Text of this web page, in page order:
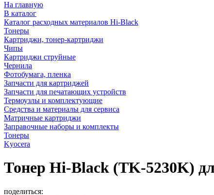
На главную
В каталог
Каталог расходных материалов Hi-Black
Тонеры
Картриджи, тонер-картриджи
Чипы
Картриджи струйные
Чернила
Фотобумага, пленка
Запчасти для картриджей
Запчасти для печатающих устройств
Термоузлы и комплектующие
Средства и материалы для сервиса
Матричные картриджи
Заправочные наборы и комплекты
Тонеры
Kyocera
Тонер Hi-Black (TK-5230K)
поделиться: